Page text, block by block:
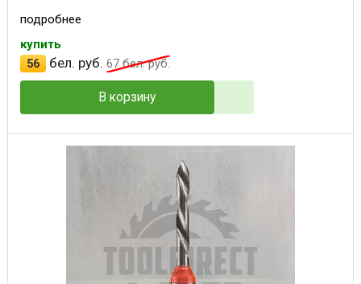
подробнее
купить
56
бел. руб. 67бел. руб.
В корзину